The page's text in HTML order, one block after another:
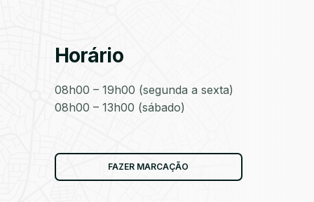
Horário
08h00 – 19h00 (segunda a sexta)
08h00 – 13h00 (sábado)
FAZER MARCAÇÃO